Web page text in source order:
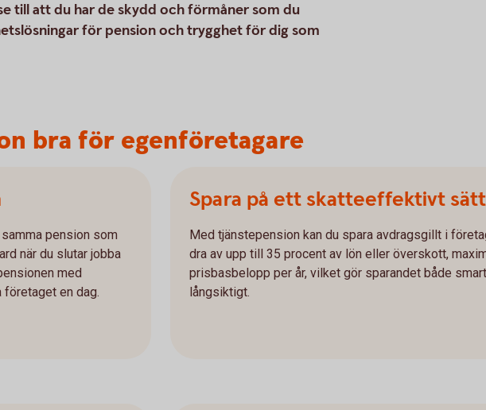
till att du har de skydd och förmåner som du
för pension och trygghet för dig som
bra för egenföretagare
pension som
när du slutar jobba
med
företaget en dag.
Spara på ett skatteeffektivt sätt
Med tjänstepension kan du spara avdragsgillt i
dra av upp till 35 procent av lön eller överskott,
prisbasbelopp per år, vilket gör sparandet både
långsiktigt.